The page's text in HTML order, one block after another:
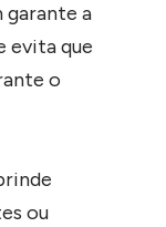
garante a
evita que
o
ou